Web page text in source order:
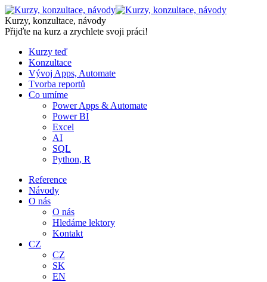
Skip
to
content
Kurzy, konzultace, návody
Přijďte na kurz a zrychlete svoji práci!
Kurzy teď
Konzultace
Vývoj Apps, Automate
Tvorba reportů
Co umíme
Power Apps & Automate
Power BI
Excel
AI
SQL
Python, R
Reference
Návody
O nás
O nás
Hledáme lektory
Kontakt
CZ
CZ
SK
EN